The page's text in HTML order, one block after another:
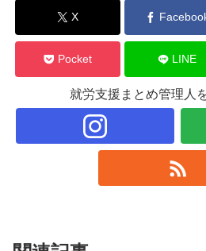
X
Pocket LINE
就労支援まとめ管理人